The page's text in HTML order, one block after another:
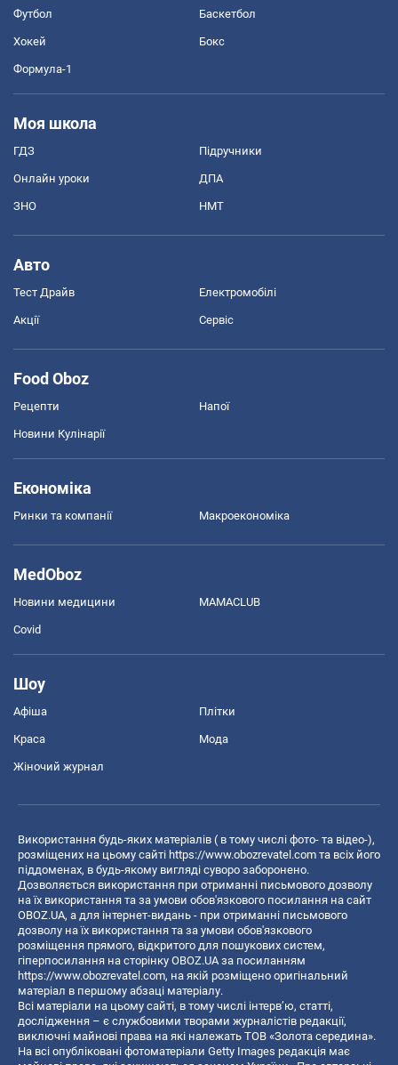
Футбол Баскетбол
Хокей Бокс
Формула-1
Моя школа
ГДЗ Підручники
Онлайн уроки ДПА
ЗНО НМТ
Авто
Тест Драйв Електромобілі
Акції Сервіс
Food Oboz
Рецепти Напої
Новини Кулінарії
Економіка
Ринки та компанії Макроекономіка
MedOboz
Новини медицини MAMACLUB
Covid
Шоу
Афіша Плітки
Краса Мода
Жіночий журнал
Використання будь-яких матеріалів ( в тому числі фото- та відео-),
розміщених на цьому сайті https://www.obozrevatel.com та всіх його
піддоменах, в будь-якому вигляді суворо заборонено.
Дозволяється використання при отриманні письмового дозволу
на їх використання та за умови обов'язкового посилання на сайт
OBOZ.UA, а для інтернет-видань - при отриманні письмового
дозволу на їх використання та за умови обов'язкового
розміщення прямого, відкритого для пошукових систем,
гіперпосилання на сторінку OBOZ.UA за посиланням
https://www.obozrevatel.com, на якій розміщено оригінальний
матеріал в першому абзаці матеріалу.
Всі матеріали на цьому сайті, в тому числі інтерв’ю, статті,
дослідження – є службовими творами журналістів редакції,
виключні майнові права на які належать ТОВ «Золота середина».
На всі опубліковані фотоматеріали Getty Images редакція має